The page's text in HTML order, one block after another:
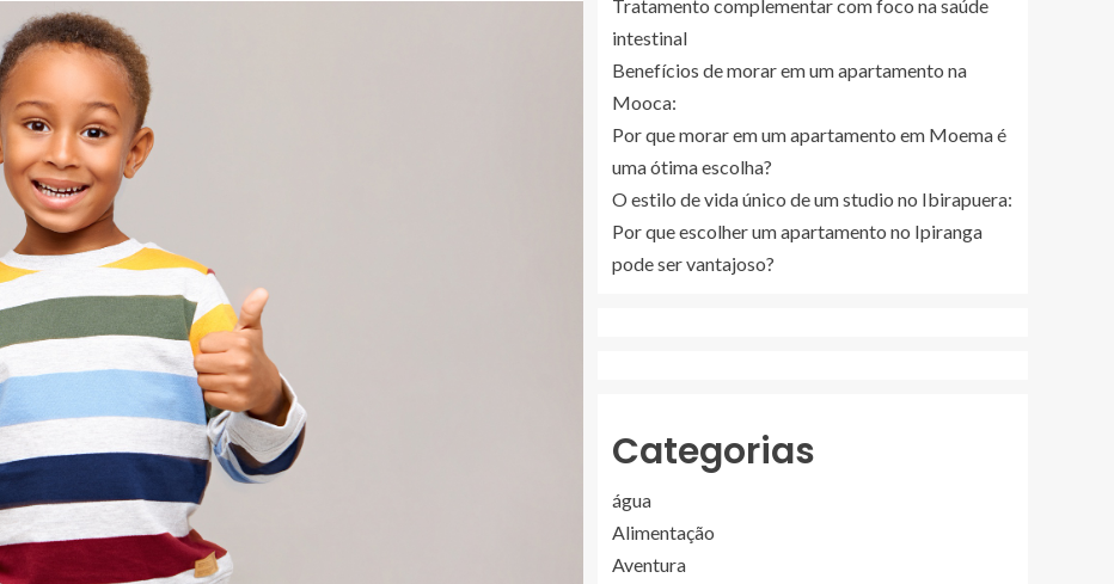
Tratamento complementar com foco na saúde
intestinal
Benefícios de morar em um apartamento na
Mooca:
Por que morar em um apartamento em Moema é
uma ótima escolha?
O estilo de vida único de um studio no Ibirapuera:
Por que escolher um apartamento no Ipiranga
pode ser vantajoso?
Categorias
água
Alimentação
Aventura